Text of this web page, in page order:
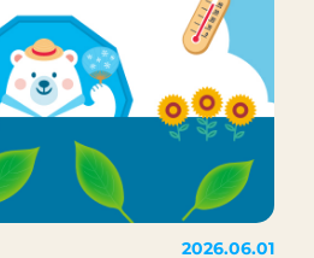
2026.06.01